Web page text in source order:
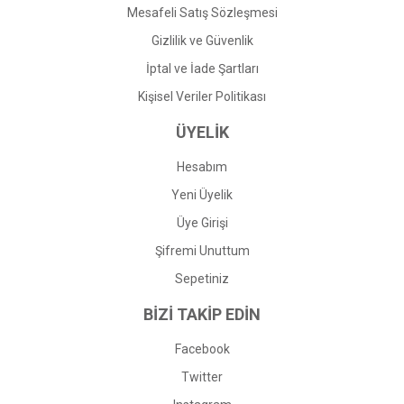
Mesafeli Satış Sözleşmesi
Gizlilik ve Güvenlik
İptal ve İade Şartları
Kişisel Veriler Politikası
ÜYELİK
Hesabım
Yeni Üyelik
Üye Girişi
Şifremi Unuttum
Sepetiniz
BİZİ TAKİP EDİN
Facebook
Twitter